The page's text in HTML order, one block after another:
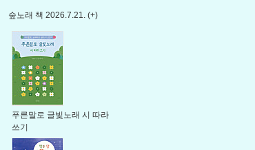
숲노래 책 2026.7.21. (+)
푸른말로 글빛노래 시 따라
쓰기